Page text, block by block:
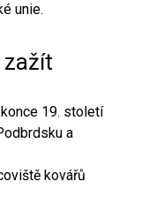
unie.
zažít
19. století
a
kovářů